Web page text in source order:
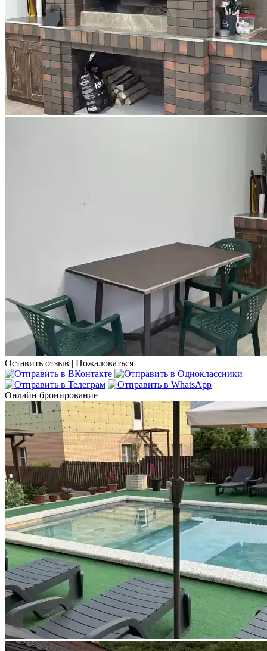
Оставить отзыв | Пожаловаться
Онлайн бронирование